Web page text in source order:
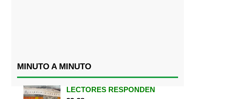
MINUTO A MINUTO
LECTORES RESPONDEN